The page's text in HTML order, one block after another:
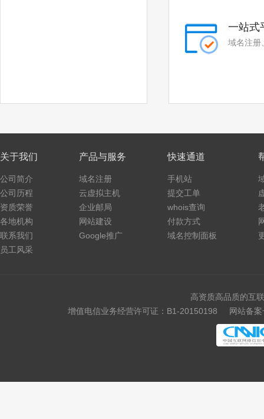
一站式
域名注册
关于我们
公司简介
公司历程
资质荣誉
各地机构
联系我们
员工风采
产品与服务
域名注册
云虚拟主机
企业邮局
网站建设
Google推广
快速通道
手机站
提交工单
whois查询
付款方式
域名控制面板
高资质高品质的互
增值电信业务经营许可证：B1-20150198
网站备